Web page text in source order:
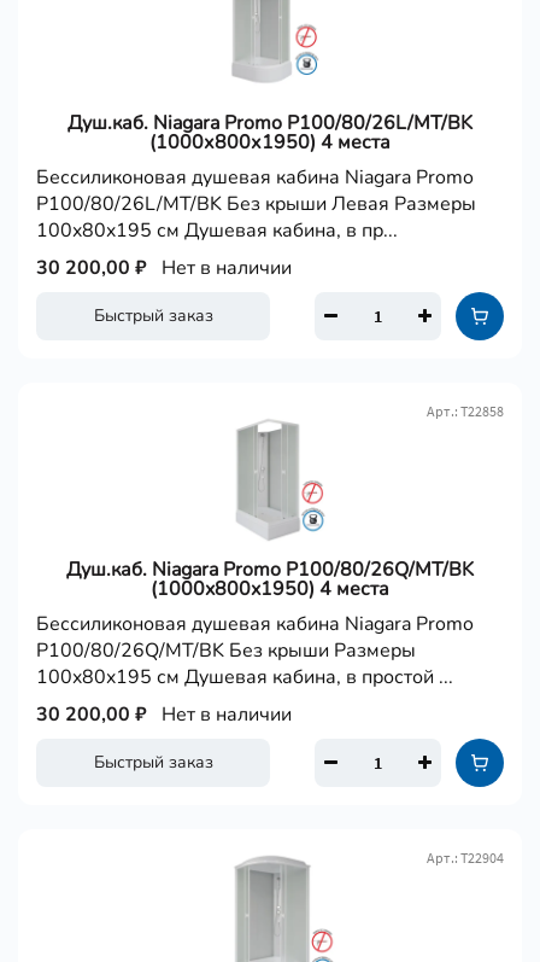
Душ.каб. Niagara Promo P100/80/26L/MT/BK
(1000х800х1950) 4 места
Бессиликоновая душевая кабина Niagara Promo
P100/80/26L/MT/BK Без крыши Левая Размеры
100x80x195 см Душевая кабина, в пр...
Быстрый заказ
30 200,00 ₽ Нет в наличии
Душ.каб. Niagara Promo P100/80/26Q/MT/BK
(1000x800x1950) 4 места
Арт.: Т22858
Бессиликоновая душевая кабина Niagara Promo
P100/80/26Q/MT/BK Без крыши Размеры
100x80x195 см Душевая кабина, в простой ...
Быстрый заказ
30 200,00 ₽ Нет в наличии
Арт.: Т22904